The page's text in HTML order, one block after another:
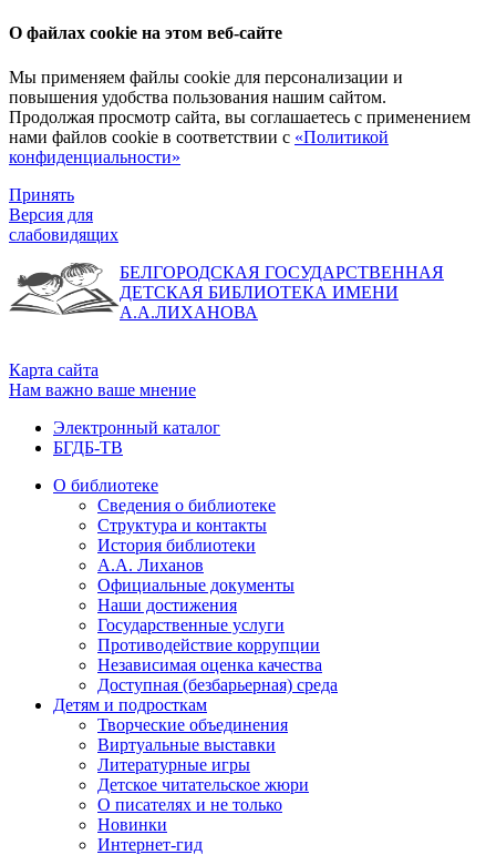
О файлах cookie на этом веб-сайте
Мы применяем файлы cookie для персонализации и
повышения удобства пользования нашим сайтом.
Продолжая просмотр сайта, вы соглашаетесь с применением
нами файлов cookie в соответствии с «Политикой
конфиденциальности»
Принять
Версия для
слабовидящих
БЕЛГОРОДСКАЯ ГОСУДАРСТВЕННАЯ
ДЕТСКАЯ БИБЛИОТЕКА ИМЕНИ
А.А.ЛИХАНОВА
Карта сайта
Нам важно ваше мнение
Электронный каталог
БГДБ-ТВ
О библиотеке
Сведения о библиотеке
Структура и контакты
История библиотеки
А.А. Лиханов
Официальные документы
Наши достижения
Государственные услуги
Противодействие коррупции
Независимая оценка качества
Доступная (безбарьерная) среда
Детям и подросткам
Творческие объединения
Виртуальные выставки
Литературные игры
Детское читательское жюри
О писателях и не только
Новинки
Интернет-гид